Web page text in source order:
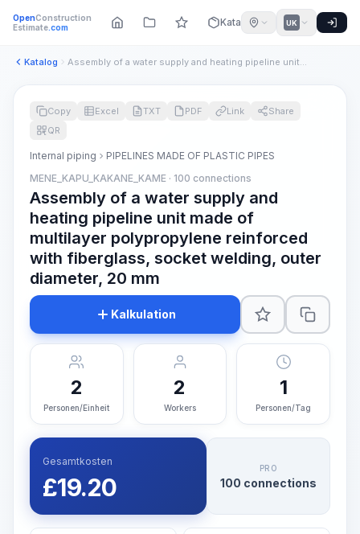
OpenConstruction
Estimate.com Katalog UK
Katalog Assembly of a water supply and heating pipeline unit made of...
Copy Excel TXT PDF Link
Share
QR
Internal piping
PIPELINES MADE OF PLASTIC PIPES
MENE_KAPU_KAKANE_KAME · 100 connections
Assembly of a water supply and
heating pipeline unit made of
multilayer polypropylene reinforced
with fiberglass, socket welding, outer
diameter, 20 mm
Kalkulation
2
Personen/Einheit
2
Workers
1
Personen/Tag
Gesamtkosten
£19.20
PRO
100 connections